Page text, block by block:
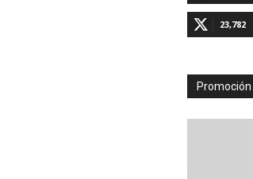
23,782
Promoción